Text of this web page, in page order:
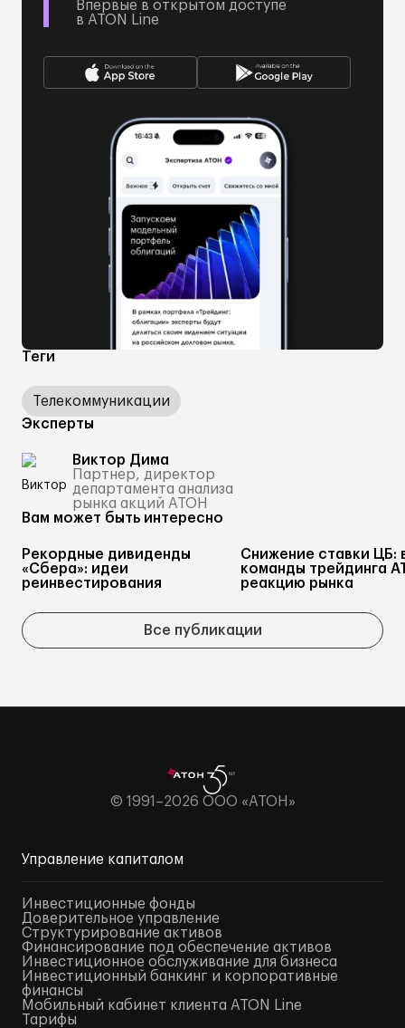
Теги
Телекоммуникации
Эксперты
Виктор Дима
Партнер, директор
департамента анализа
рынка акций АТОН
Впервые в открытом доступе
в ATON Line
Вам может быть интересно
Рекордные дивиденды
«Сбера»: идеи
реинвестирования
Снижение ставки ЦБ:
команды трейдинга
реакцию рынка
Все публикации
© 1991–2026 ООО «АТОН»
Управление капиталом
Инвестиционные фонды
Доверительное управление
Структурирование активов
Финансирование под обеспечение активов
Инвестиционное обслуживание для бизнеса
Инвестиционный банкинг и корпоративные
финансы
Мобильный кабинет клиента ATON Line
Тарифы